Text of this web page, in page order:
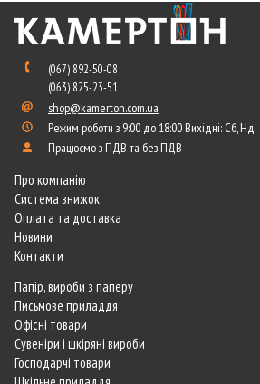
(067) 892-50-08
(063) 825-23-51
shop@kamerton.com.ua
Режим роботи з 9:00 до 18:00 Вихідні: Сб, Нд
Працюємо з ПДВ та без ПДВ
Про компанію
Система знижок
Оплата та доставка
Новини
Контакти
Папір, вироби з паперу
Письмове приладдя
Офісні товари
Сувеніри і шкіряні вироби
Господарчі товари